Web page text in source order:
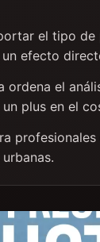
el tipo de
efecto
ordena el
un plus en el